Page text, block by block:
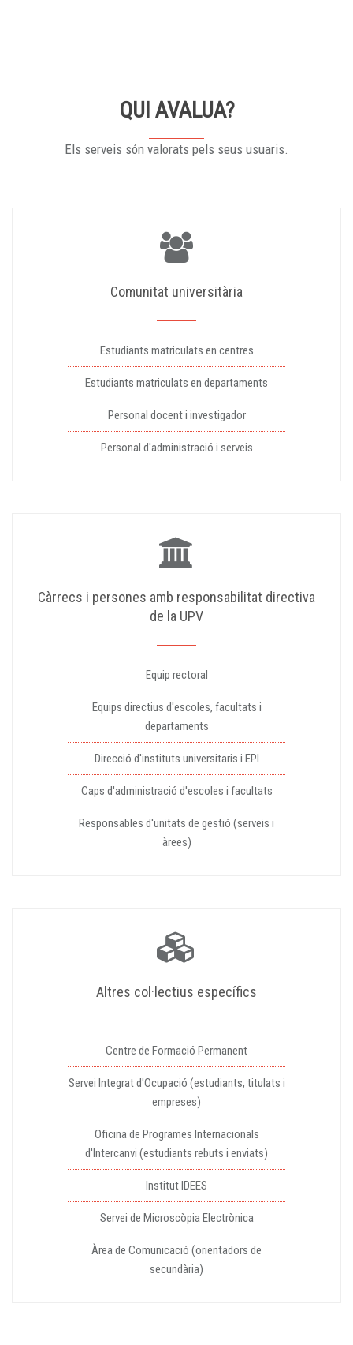
QUI AVALUA?
Els serveis són valorats pels seus usuaris.
Comunitat universitària
Estudiants matriculats en centres
Estudiants matriculats en departaments
Personal docent i investigador
Personal d'administració i serveis
Càrrecs i persones amb responsabilitat directiva
de la UPV
Equip rectoral
Equips directius d'escoles, facultats i
departaments
Direcció d'instituts universitaris i EPI
Caps d'administració d'escoles i facultats
Responsables d'unitats de gestió (serveis i
àrees)
Altres col·lectius específics
Centre de Formació Permanent
Servei Integrat d'Ocupació (estudiants, titulats i
empreses)
Oficina de Programes Internacionals
d'Intercanvi (estudiants rebuts i enviats)
Institut IDEES
Servei de Microscòpia Electrònica
Àrea de Comunicació (orientadors de
secundària)